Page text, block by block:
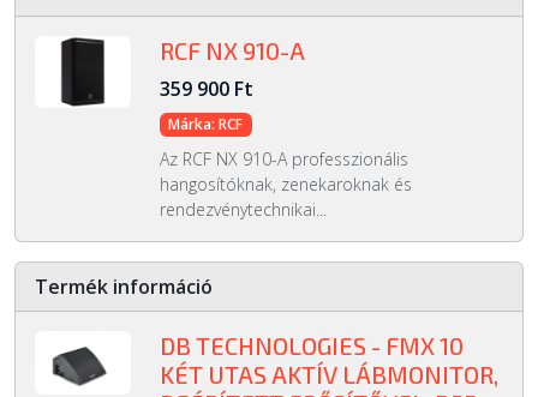
RCF NX 910-A
359 900 Ft
Márka: RCF
Az RCF NX 910-A professzionális
hangosítóknak, zenekaroknak és
rendezvénytechnikai...
Termék információ
DB TECHNOLOGIES - FMX 10
KÉT UTAS AKTÍV LÁBMONITOR,